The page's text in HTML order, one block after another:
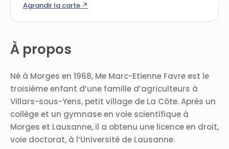
À propos
Né à Morges en 1968, Me Marc-Etienne Favre est le
troisième enfant d’une famille d’agriculteurs à
Villars-sous-Yens, petit village de La Côte. Après un
collège et un gymnase en voie scientifique à
Morges et Lausanne, il a obtenu une licence en droit,
voie doctorat, à l’Université de Lausanne.
Agrandir la carte ↗